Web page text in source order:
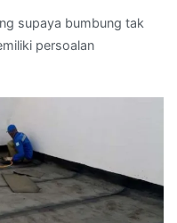
supaya bumbung tak
persoalan